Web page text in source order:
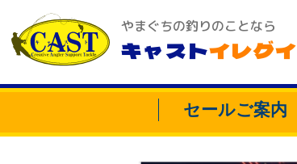
やまぐちの釣りのことなら
キャストイレグイ
セールご案内